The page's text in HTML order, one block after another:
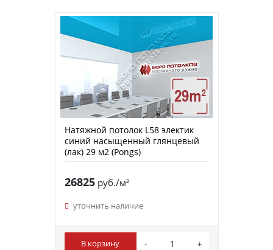
Натяжной потолок L58 электик
синий насыщенный глянцевый
(лак) 29 м2 (Pongs)
26825руб./м²
уточнить наличие
В корзину